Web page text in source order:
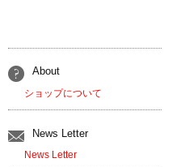
About
ショップについて
News Letter
News Letter